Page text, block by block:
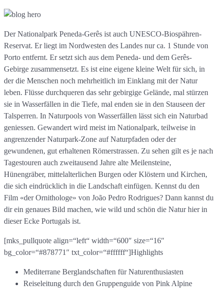
Der Nationalpark Peneda-Gerês ist auch UNESCO-Biospähren-
Reservat. Er liegt im Nordwesten des Landes nur ca. 1 Stunde von
Porto entfernt. Er setzt sich aus dem Peneda- und dem Gerês-
Gebirge zusammensetzt. Es ist eine eigene kleine Welt für sich, in
der die Menschen noch mehrheitlich im Einklang mit der Natur
leben. Flüsse durchqueren das sehr gebirgige Gelände, mal stürzen
sie in Wasserfällen in die Tiefe, mal enden sie in den Stauseen der
Talsperren. In Naturpools von Wasserfällen lässt sich ein Naturbad
geniessen. Gewandert wird meist im Nationalpark, teilweise in
angrenzender Naturpark-Zone auf Naturpfaden oder der
gewundenen, gut erhaltenen Römerstrassen. Zu sehen gilt es je nach
Tagestouren auch zweitausend Jahre alte Meilensteine,
Hünengräber, mittelalterlichen Burgen oder Klöstern und Kirchen,
die sich eindrücklich in die Landschaft einfügen. Kennst du den
Film «der Ornithologe» von João Pedro Rodrigues? Dann kannst du
dir ein genaues Bild machen, wie wild und schön die Natur hier in
dieser Ecke Portugals ist.
[mks_pullquote align=“left“ width=“600″ size=“16″
bg_color=“#878771″ txt_color=“#ffffff“]Highlights
Mediterrane Berglandschaften für Naturenthusiasten
Reiseleitung durch den Gruppenguide von Pink Alpine